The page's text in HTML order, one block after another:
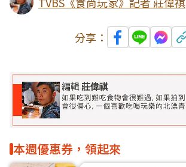
分享：
本週優惠券，領起來